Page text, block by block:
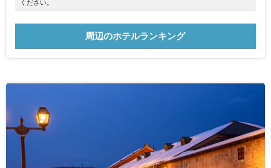
ください。
周辺のホテルランキング